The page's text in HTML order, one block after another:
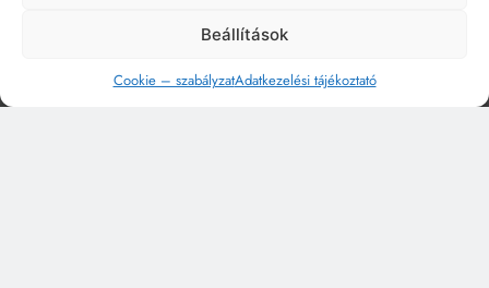
Beállítások
Cookie – szabályzatAdatkezelési tájékoztató